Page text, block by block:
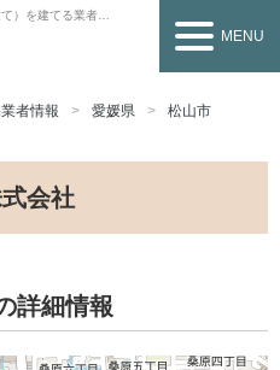
てる業者を探すなら
MENU
者情報 愛媛県 松山市
会社
詳細情報